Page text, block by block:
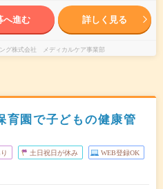
へ進む 詳しく見る
グ株式会社 メディカルケア事業部
育園で子どもの健康管
土日祝日が休み WEB登録OK